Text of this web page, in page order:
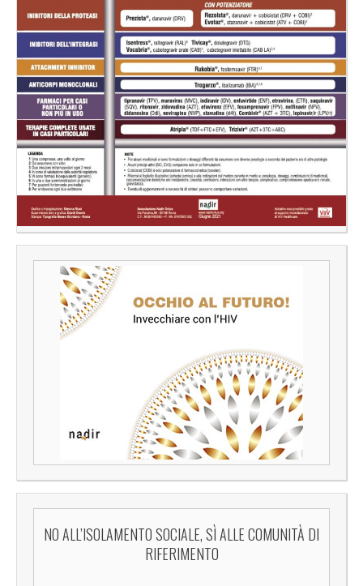
NO ALL’ISOLAMENTO SOCIALE, SÌ ALLE COMUNITÀ DI
RIFERIMENTO